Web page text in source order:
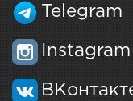
Telegram
Instagram